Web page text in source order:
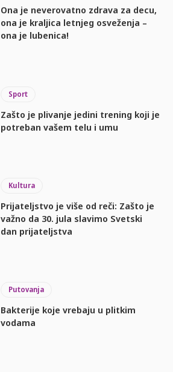
Ona je neverovatno zdrava za decu,
ona je kraljica letnjeg osveženja –
ona je lubenica!
Sport
Zašto je plivanje jedini trening koji je
potreban vašem telu i umu
Kultura
Prijateljstvo je više od reči: Zašto je
važno da 30. jula slavimo Svetski
dan prijateljstva
Putovanja
Bakterije koje vrebaju u plitkim
vodama